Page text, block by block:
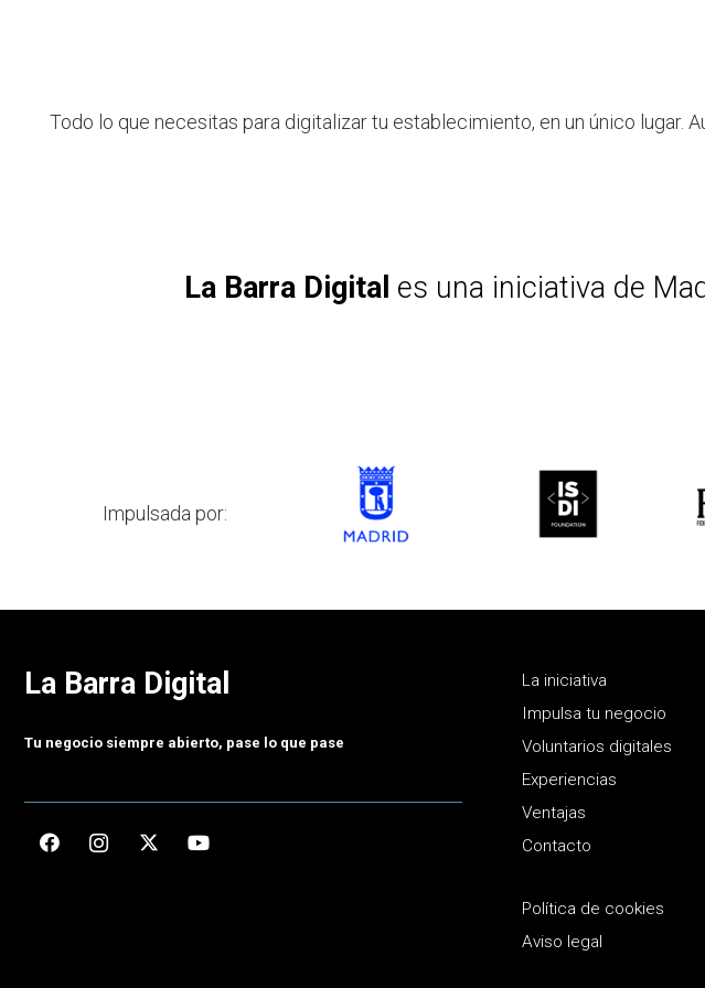
Todo lo que necesitas para digitalizar tu establecimiento, en un único lugar.
La Barra Digital es una iniciativa de
Impulsada por:
La Barra Digital
Tu negocio siempre abierto, pase lo que pase
La iniciativa
Impulsa tu negocio
Voluntarios digitales
Experiencias
Ventajas
Contacto
Política de cookies
Aviso legal